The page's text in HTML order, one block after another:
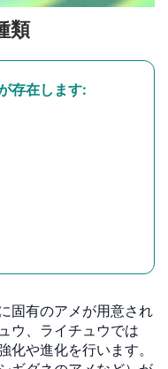
類
存在します:
固有のアメが用意され
ウ、ライチュウでは
化や進化を行います。